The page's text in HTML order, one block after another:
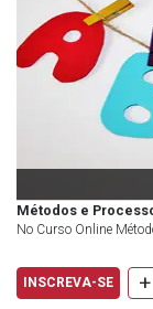
Métodos e
No Curso Online
que ajudam a efetivar
INSCREVA-SE
+